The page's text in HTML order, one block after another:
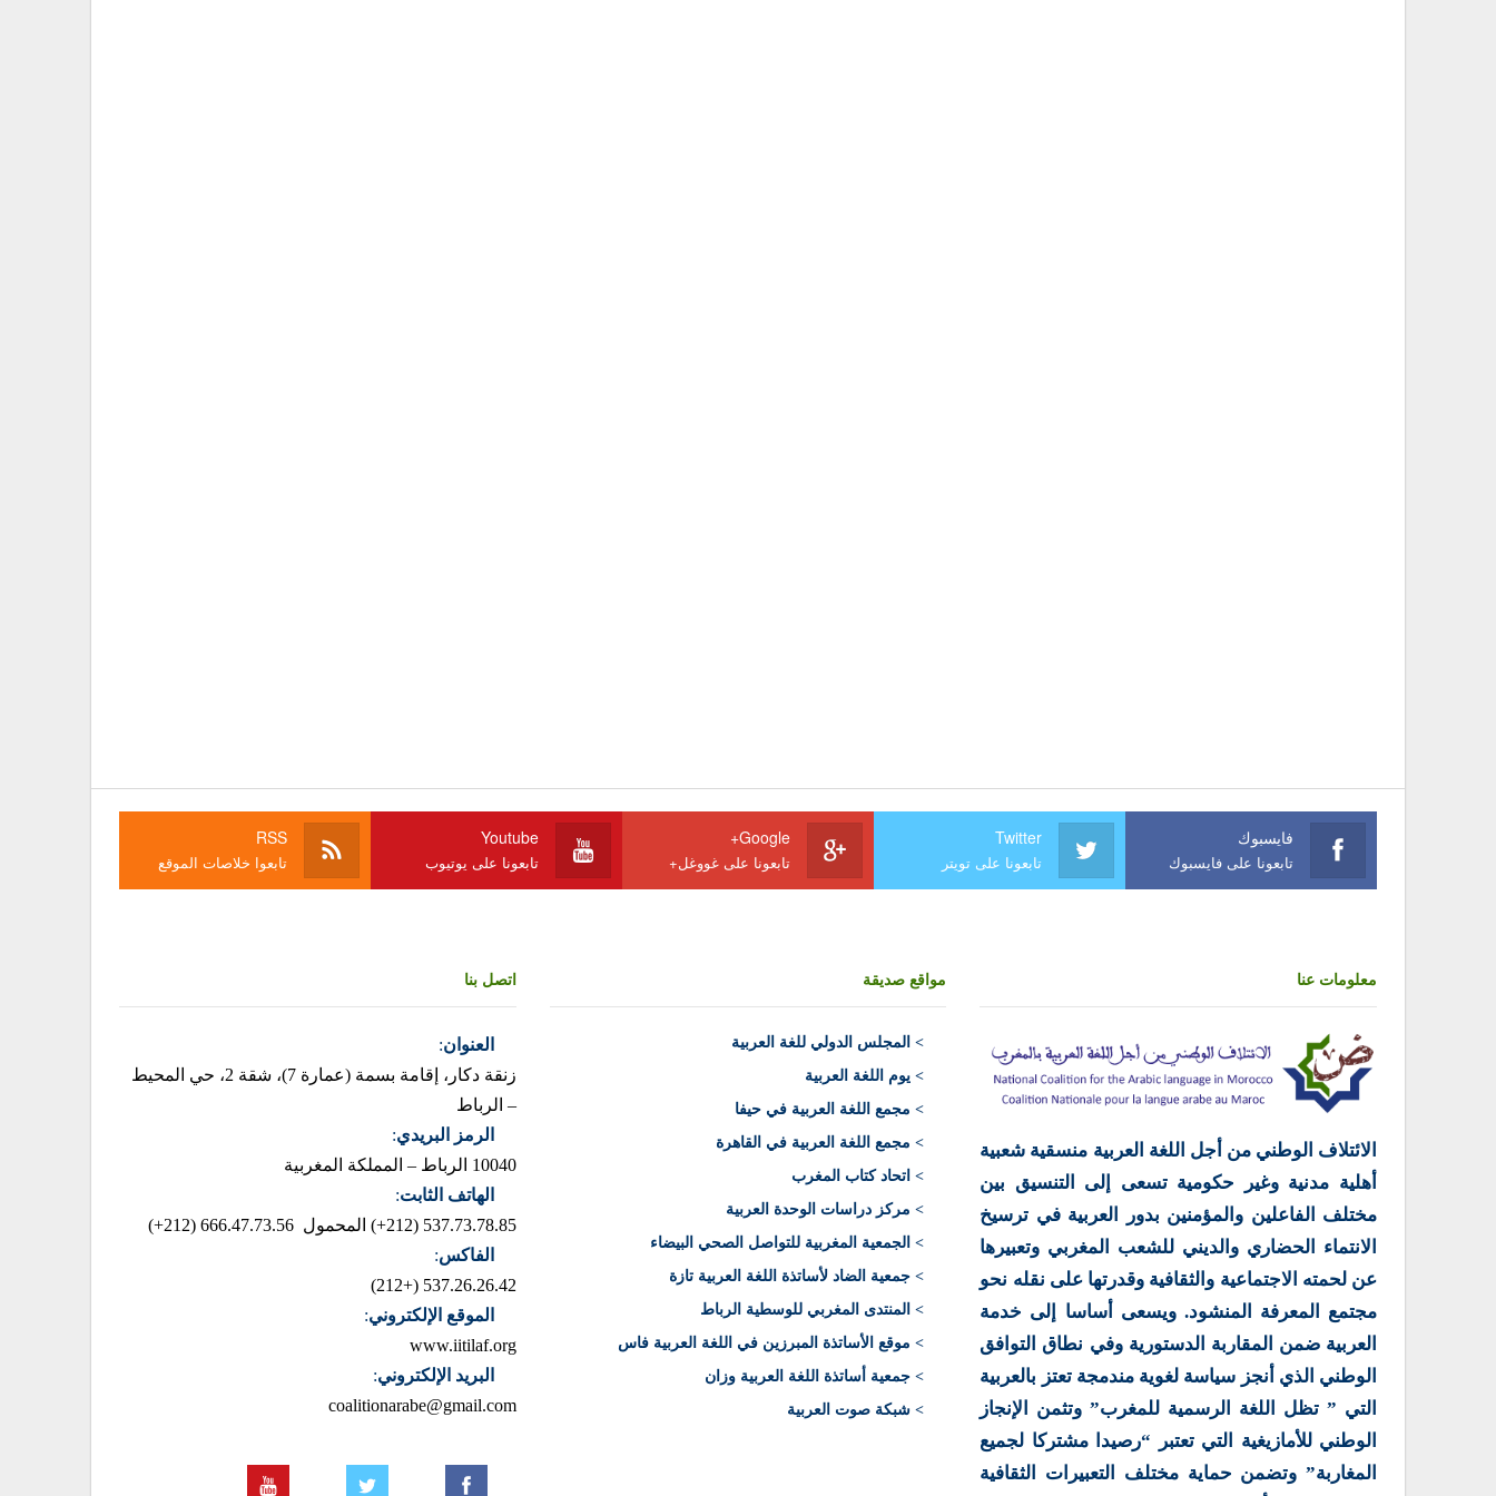
فايسبوك
تابعونا على فايسبوك
Twitter
تابعونا على تويتر
Google+
تابعونا على غووغل+
Youtube
تابعونا على يوتيوب
RSS
تابعوا خلاصات الموقع
معلومات عنا
الائتلاف الوطني من أجل اللغة العربية منسقية شعبية
أهلية مدنية وغير حكومية تسعى إلى التنسيق بين
مختلف الفاعلين والمؤمنين بدور العربية في ترسيخ
الانتماء الحضاري والديني للشعب المغربي وتعبيرها
عن لحمته الاجتماعية والثقافية وقدرتها على نقله نحو
مجتمع المعرفة المنشود. ويسعى أساسا إلى خدمة
العربية ضمن المقاربة الدستورية وفي نطاق التوافق
الوطني الذي أنجز سياسة لغوية مندمجة تعتز بالعربية
التي ” تظل اللغة الرسمية للمغرب” وتثمن الإنجاز
الوطني للأمازيغية التي تعتبر “رصيدا مشتركا لجميع
المغاربة” وتضمن حماية مختلف التعبيرات الثقافية
مواقع صديقة
> المجلس الدولي للغة العربية
> يوم اللغة العربية
> مجمع اللغة العربية في حيفا
> مجمع اللغة العربية في القاهرة
> اتحاد كتاب المغرب
> مركز دراسات الوحدة العربية
> الجمعية المغربية للتواصل الصحي البيضاء
> جمعية الضاد لأساتذة اللغة العربية تازة
> المنتدى المغربي للوسطية الرباط
> موقع الأساتذة المبرزين في اللغة العربية فاس
> جمعية أساتذة اللغة العربية وزان
> شبكة صوت العربية
اتصل بنا
العنوان:
زنقة دكار، إقامة بسمة (عمارة 7)، شقة 2، حي المحيط
– الرباط
الرمز البريدي:
10040 الرباط – المملكة المغربية
الهاتف الثابت:
537.73.78.85 (212+)
المحمول 666.47.73.56 (212+)
الفاكس:
537.26.26.42 (+212)
الموقع الإلكتروني:
www.iitilaf.org
البريد الإلكتروني:
coalitionarabe@gmail.com